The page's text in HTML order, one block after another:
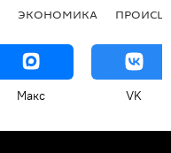
ЭКОНОМИКА
Макс VK